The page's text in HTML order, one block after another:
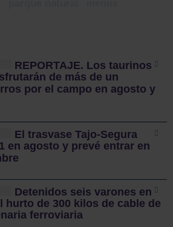
REPORTAJE. Los taurinos
de más de un
por el campo en agosto y
El trasvase Tajo-Segura
en agosto y prevé entrar en
Detenidos seis varones en
hurto de 300 kilos de cable de
ferroviaria